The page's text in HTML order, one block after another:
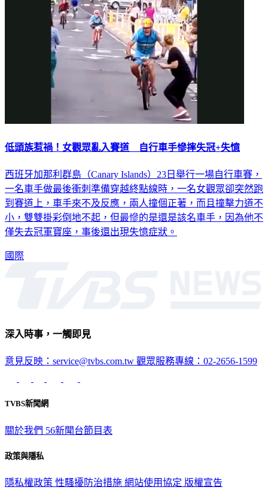
低頭族惹禍！女觀眾亂入賽道 自行車手慘摔失冠+失憶
西班牙加那利群島（Canary Islands）23日舉行一場自行車賽，
一名車手做最後衝刺準備穿越終點線時，一名女觀眾卻突然跑
到賽道上，車手來不及反應，兩人撞個正著，而且撞擊力道不
小，雙雙掛彩倒地不起，但最慘的是還是該名車手，因為他不
僅失去冠軍寶座，事後還出現失憶症狀。
國際
深入時事，一觸即見
意見反映：service@tvbs.com.tw 觀眾服務專線：02-2656-1599
TVBS新聞網
關於我們 56新聞台節目表
政策與隱私
隱私權政策 性騷擾防治措施 網站使用協定 版權宣告